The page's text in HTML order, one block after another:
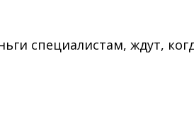
специалистам, ждут,